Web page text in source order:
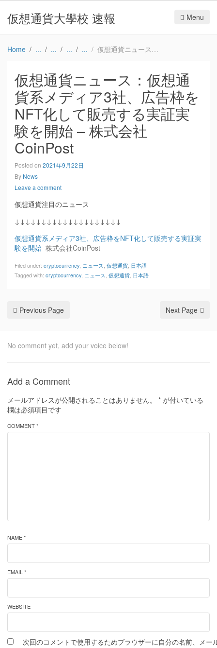
仮想通貨大學校 速報 Menu
Home 仮想通貨ニュース：仮想通貨系メディア3社、広告枠をNFT化して販売する実証実験を開始 – 株式会社CoinPost
仮想通貨ニュース：仮想通
貨系メディア3社、広告枠を
NFT化して販売する実証実
験を開始 – 株式会社
CoinPost
Posted on 2021年9月22日
By News
Leave a comment
仮想通貨注目のニュース
↓↓↓↓↓↓↓↓↓↓↓↓↓↓↓↓↓↓↓↓
仮想通貨系メディア3社、広告枠をNFT化して販売する実証実
験を開始 株式会社CoinPost
Filed under: cryptocurrency ニュース 仮想通貨 日本語
Tagged with: cryptocurrency ニュース 仮想通貨 日本語
Previous Page Next Page
No comment yet, add your voice below!
Add a Comment
メールアドレスが公開されることはありません。 * が付いている
欄は必須項目です
COMMENT *
NAME *
EMAIL *
WEBSITE
次回のコメントで使用するためブラウザーに自分の名前、メー